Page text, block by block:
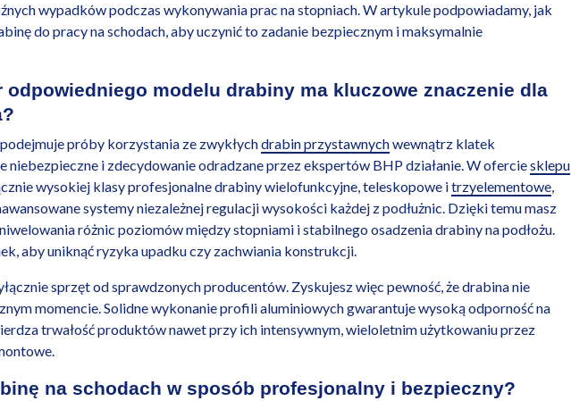
wypadków podczas wykonywania prac na stopniach. W artykule podpowiadamy, jak
do pracy na schodach, aby uczynić to zadanie bezpiecznym i maksymalnie
odpowiedniego modelu drabiny ma kluczowe znaczenie dla
próby korzystania ze zwykłychdrabin przystawnychwewnątrz klatek
niebezpieczne i zdecydowanie odradzane przez ekspertów BHP działanie. W oferciesklepu
wysokiej klasy profesjonalne drabiny wielofunkcyjne, teleskopowe itrzyelementowe,
systemy niezależnej regulacji wysokości każdej z podłużnic. Dzięki temu masz
różnic poziomów między stopniami i stabilnego osadzenia drabiny na podłożu.
aby uniknąć ryzyka upadku czy zachwiania konstrukcji.
sprzęt od sprawdzonych producentów. Zyskujesz więc pewność, że drabina nie
momencie. Solidne wykonanie profili aluminiowych gwarantuje wysoką odporność na
trwałość produktów nawet przy ich intensywnym, wieloletnim użytkowaniu przez
na schodach w sposób profesjonalny i bezpieczny?